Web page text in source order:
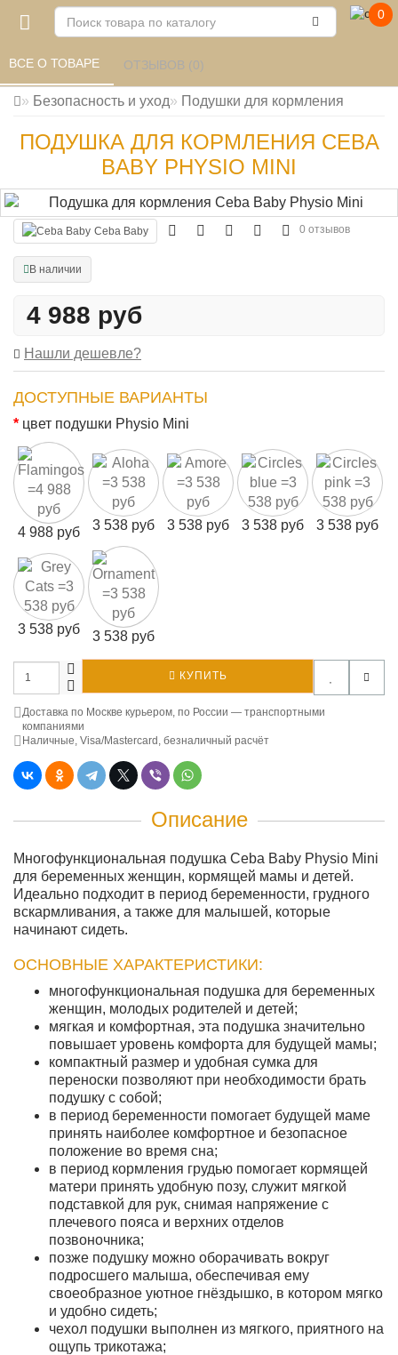
0
Безопасность и уход Подушки для кормления
ПОДУШКА ДЛЯ КОРМЛЕНИЯ CEBA
BABY PHYSIO MINI
ВСЕ О ТОВАРЕ ОТЗЫВОВ (0)
Ceba Baby 0 отзывов
В наличии
4 988 руб
Нашли дешевле?
ДОСТУПНЫЕ ВАРИАНТЫ
цвет подушки Physio Mini
4 988 руб 3 538 руб 3 538 руб 3 538 руб 3 538 руб
3 538 руб 3 538 руб
КУПИТЬ
Доставка по Москве курьером, по России — транспортными
компаниями
Наличные, Visa/Mastercard, безналичный расчёт
Описание
Многофункциональная подушка Ceba Baby Physio Mini
для беременных женщин, кормящей мамы и детей.
Идеально подходит в период беременности, грудного
вскармливания, а также для малышей, которые
начинают сидеть.
ОСНОВНЫЕ ХАРАКТЕРИСТИКИ:
многофункциональная подушка для беременных
женщин, молодых родителей и детей;
мягкая и комфортная, эта подушка значительно
повышает уровень комфорта для будущей мамы;
компактный размер и удобная сумка для
переноски позволяют при необходимости брать
подушку с собой;
в период беременности помогает будущей маме
принять наиболее комфортное и безопасное
положение во время сна;
в период кормления грудью помогает кормящей
матери принять удобную позу, служит мягкой
подставкой для рук, снимая напряжение с
плечевого пояса и верхних отделов
позвоночника;
позже подушку можно оборачивать вокруг
подросшего малыша, обеспечивая ему
своеобразное уютное гнёздышко, в котором мягко
и удобно сидеть;
чехол подушки выполнен из мягкого, приятного на
ощупь трикотажа;